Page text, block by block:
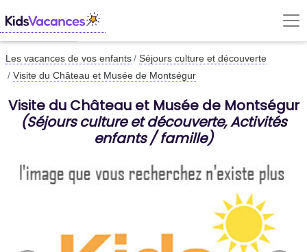
Les vacances de vos enfants
Séjours culture et découverte
Visite du Château et Musée de Montségur
Visite du Château et Musée de Montségur
(Séjours culture et découverte, Activités
enfants / famille)